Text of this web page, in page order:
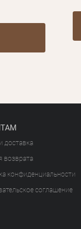
доставка
возврата
конфиденциальности
соглашение